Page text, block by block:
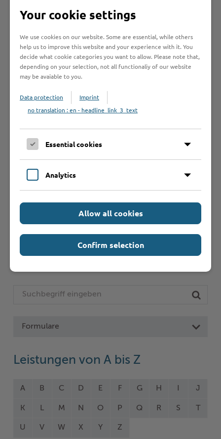
Rechtsbehelf
Anträge /
Formulare
Was sollte ich
Schnelleinstieg
Seite auswählen
Formulare
Leistungen von A bis Z
A B C D E F G H J
K L M N O P Q R S T
U V W X Y Z
Your cookie settings
We use cookies on our website. Some are essential, while others
help us to improve this website and your experience with it. You
decide what cookie categories you want to allow. Please note that,
depending on your selection, not all functionaliy of our website
may be avaiable to you.
Data protection
Imprint
no translation : en - headline_link_3_text
Essential cookies
Analytics
Allow all cookies
Confirm selection